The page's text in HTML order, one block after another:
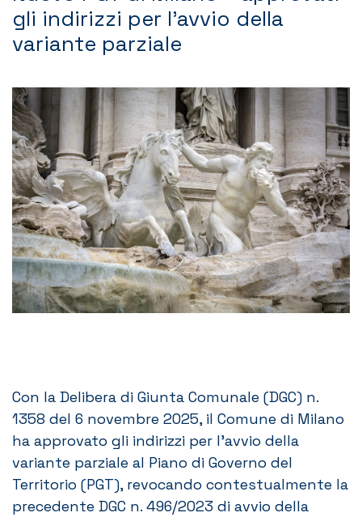
Contatti
gli indirizzi per l’avvio della
variante parziale
Con la Delibera di Giunta Comunale (DGC) n.
1358 del 6 novembre 2025, il Comune di Milano
ha approvato gli indirizzi per l’avvio della
variante parziale al Piano di Governo del
Territorio (PGT), revocando contestualmente la
precedente DGC n. 496/2023 di avvio della